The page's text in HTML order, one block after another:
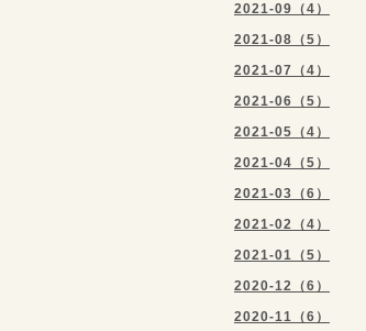
2021-09（4）
2021-08（5）
2021-07（4）
2021-06（5）
2021-05（4）
2021-04（5）
2021-03（6）
2021-02（4）
2021-01（5）
2020-12（6）
2020-11（6）